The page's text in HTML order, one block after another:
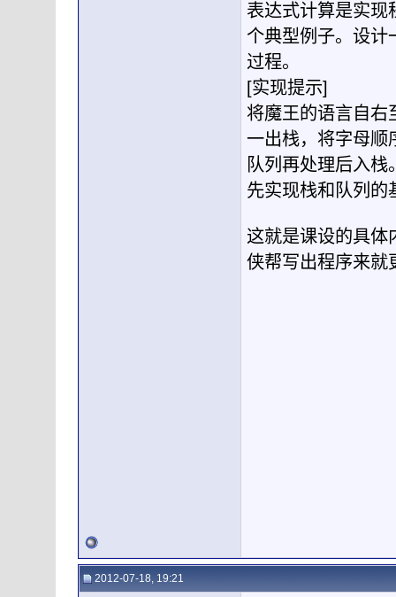
表达式计算是实现
个典型例子。设计
过程。
[实现提示]
将魔王的语言自右
一出栈，将字母顺
队列再处理后入
先实现栈和队列的
这就是课设的具体
侠帮写出程序来就
2012-07-18, 19:21